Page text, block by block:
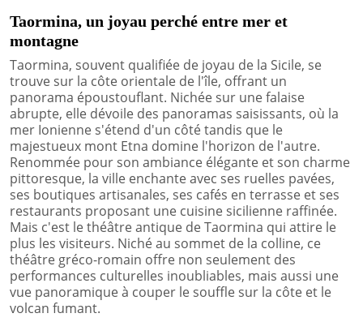
Taormina, un joyau perché entre mer et
montagne
Taormina, souvent qualifiée de joyau de la Sicile, se
trouve sur la côte orientale de l'île, offrant un
panorama époustouflant. Nichée sur une falaise
abrupte, elle dévoile des panoramas saisissants, où la
mer Ionienne s'étend d'un côté tandis que le
majestueux mont Etna domine l'horizon de l'autre.
Renommée pour son ambiance élégante et son charme
pittoresque, la ville enchante avec ses ruelles pavées,
ses boutiques artisanales, ses cafés en terrasse et ses
restaurants proposant une cuisine sicilienne raffinée.
Mais c'est le théâtre antique de Taormina qui attire le
plus les visiteurs. Niché au sommet de la colline, ce
théâtre gréco-romain offre non seulement des
performances culturelles inoubliables, mais aussi une
vue panoramique à couper le souffle sur la côte et le
volcan fumant.